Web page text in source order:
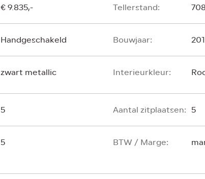
€ 9.835,- Tellerstand:
Handgeschakeld Bouwjaar:
zwart metallic Interieurkleur:
5 Aantal zitplaatsen: 5
5 BTW / Marge: